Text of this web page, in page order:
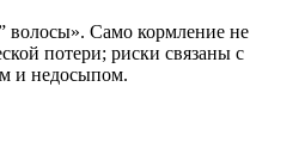
волосы». Само кормление не
потери; риски связаны с
и недосыпом.